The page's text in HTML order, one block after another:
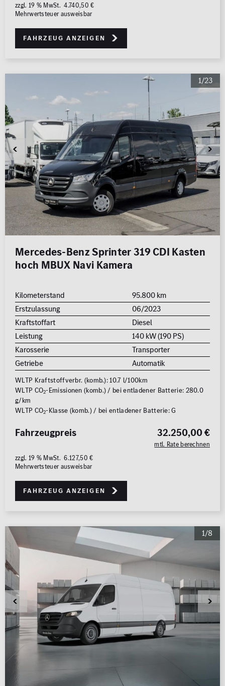
zzgl. 19 % MwSt. 4.740,50 €
Mehrwertsteuer ausweisbar
Fahrzeug anzeigen
1/23
Mercedes-Benz Sprinter 319 CDI Kasten
hoch MBUX Navi Kamera
Kilometerstand
95.800 km
Erstzulassung
06/2023
Kraftstoffart
Diesel
Leistung
140 kW (190 PS)
Karosserie
Transporter
Getriebe
Automatik
WLTP Kraftstoffverbr. (komb.): 10.7 l/100km
WLTP CO2-Emissionen (komb.) / bei entladener Batterie: 280.0
g/km
WLTP CO2-Klasse (komb.) / bei entladener Batterie: G
32.250,00 €
mtl. Rate berechnen
Fahrzeugpreis
zzgl. 19 % MwSt. 6.127,50 €
Mehrwertsteuer ausweisbar
Fahrzeug anzeigen
1/8